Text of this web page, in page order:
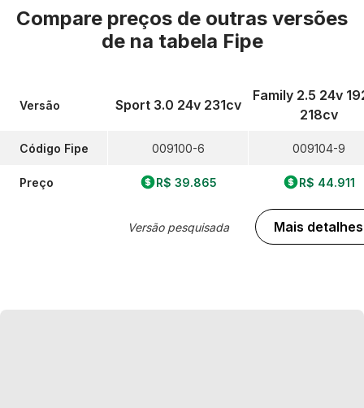
Compare preços de outras versões
de na tabela Fipe
Versão
Código Fipe
Preço
Sport 3.0 24v 231cv
009100-6
R$ 39.865
Versão pesquisada
Family 2.5 24v
218cv
009104-9
R$ 44.911
Mais detalhes